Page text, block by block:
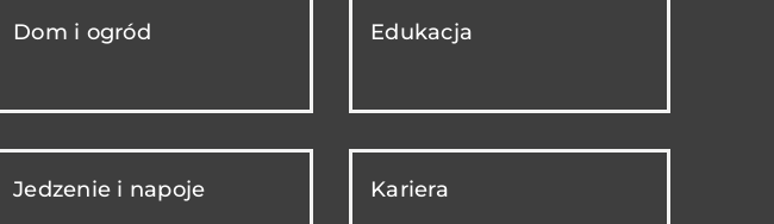
Dom i ogród Edukacja
Jedzenie i napoje Kariera